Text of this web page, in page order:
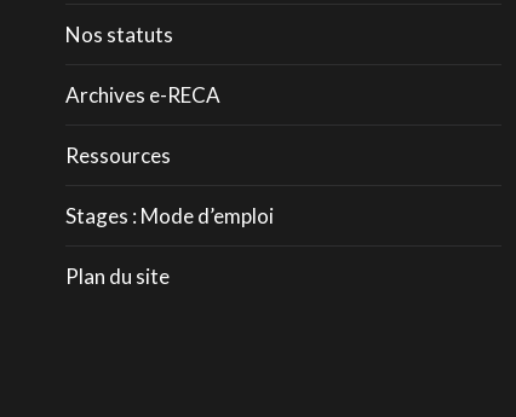
Nos statuts
Archives e-RECA
Ressources
Stages : Mode d’emploi
Plan du site